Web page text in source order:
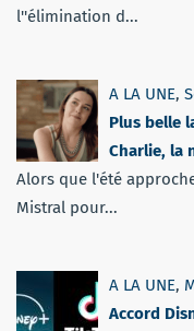
l''élimination d...
A LA UNE,
Plus belle
Charlie, la
Alors que l'été
Mistral pour...
A LA UNE,
Accord